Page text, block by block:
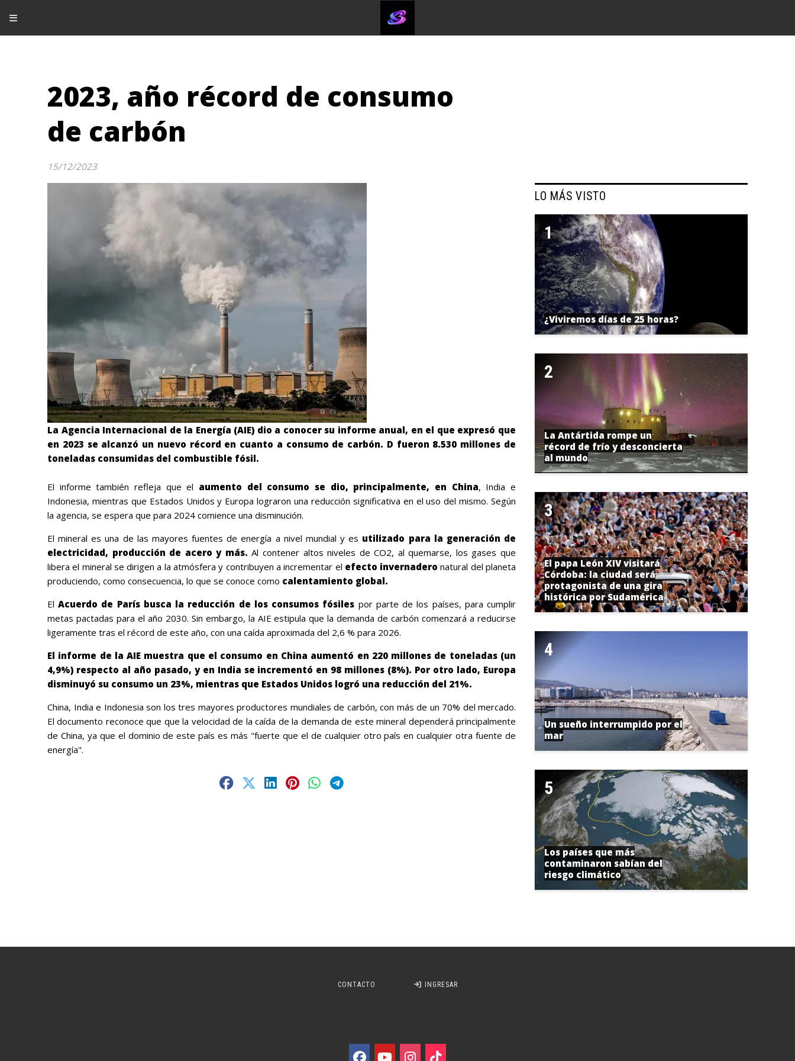
2023, año récord de consumo
de carbón
15/12/2023
La Agencia Internacional de la Energía (AIE) dio a conocer su informe anual, en el que expresó que
en 2023 se alcanzó un nuevo récord en cuanto a consumo de carbón. D fueron 8.530 millones de
toneladas consumidas del combustible fósil.
El informe también refleja que el aumento del consumo se dio, principalmente, en China, India e
Indonesia, mientras que Estados Unidos y Europa lograron una reducción significativa en el uso del mismo. Según
la agencia, se espera que para 2024 comience una disminución.
El mineral es una de las mayores fuentes de energía a nivel mundial y es utilizado para la generación de
electricidad, producción de acero y más.Al contener altos niveles de CO2, al quemarse, los gases que
libera el mineral se dirigen a la atmósfera y contribuyen a incrementar el efecto invernadero natural del planeta
produciendo, como consecuencia, lo que se conoce como calentamiento global.
ElAcuerdo de París busca la reducción de los consumos fósiles por parte de los países, para cumplir
metas pactadas para el año 2030. Sin embargo, la AIE estipula que la demanda de carbón comenzará a reducirse
ligeramente tras el récord de este año, con una caída aproximada del 2,6 % para 2026.
El informe de la AIE muestra que el consumo en China aumentó en 220 millones de toneladas (un
4,9%) respecto al año pasado, y en India se incrementó en 98 millones (8%). Por otro lado, Europa
disminuyó su consumo un 23%, mientras que Estados Unidos logró una reducción del 21%.
China, India e Indonesia son los tres mayores productores mundiales de carbón, con más de un 70% del mercado.
El documento reconoce que que la velocidad de la caída de la demanda de este mineral dependerá principalmente
de China, ya que el dominio de este país es más "fuerte que el de cualquier otro país en cualquier otra fuente de
energía".
LO MÁS VISTO
¿Viviremos días de 25 horas?
La Antártida rompe un
récord de frío y desconcierta
al mundo
El papa León XIV visitará
Córdoba: la ciudad será
protagonista de una gira
histórica por Sudamérica
Un sueño interrumpido por el
mar
Los países que más
contaminaron sabían del
riesgo climático
CONTACTO INGRESAR